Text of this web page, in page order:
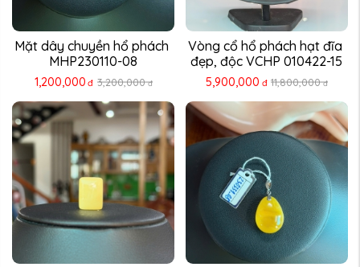
Mặt dây chuyền hổ phách
MHP230110-08
1,200,000 đ 3,200,000 đ
Vòng cổ hổ phách hạt đĩa
đẹp, độc VCHP 010422-15
5,900,000 đ 11,800,000 đ